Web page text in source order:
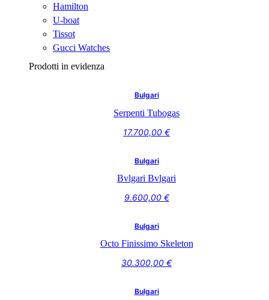
Hamilton
U-boat
Tissot
Gucci Watches
Prodotti in evidenza
Bulgari
Serpenti Tubogas
17.700,00 €
Bulgari
Bvlgari Bvlgari
9.600,00 €
Bulgari
Octo Finissimo Skeleton
30.300,00 €
Bulgari